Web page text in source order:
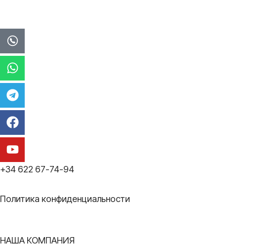
Whatsapp
Telegram
Facebook
Youtube
+34 622 67-74-94
Политика конфиденциальности
НАША КОМПАНИЯ